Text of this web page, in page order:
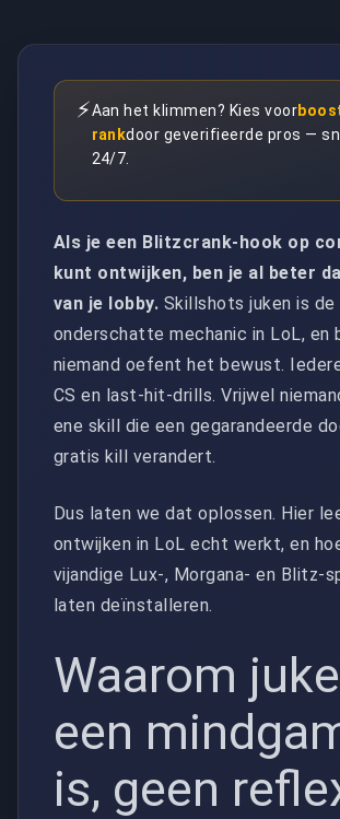
⚡Aan het klimmen? Kies voor
rankdoor geverifieerde pros —
24/7.
Als je een Blitzcrank-hook op
kunt ontwijken, ben je al beter
van je lobby. Skillshots juken is
onderschatte mechanic in LoL, en
niemand oefent het bewust.
CS en last-hit-drills. Vrijwel
ene skill die een gegarandeerde
gratis kill verandert.
Dus laten we dat oplossen. Hier
ontwijken in LoL echt werkt, en
vijandige Lux-, Morgana- en Blitz-
laten deïnstalleren.
Waarom
een
is, geen